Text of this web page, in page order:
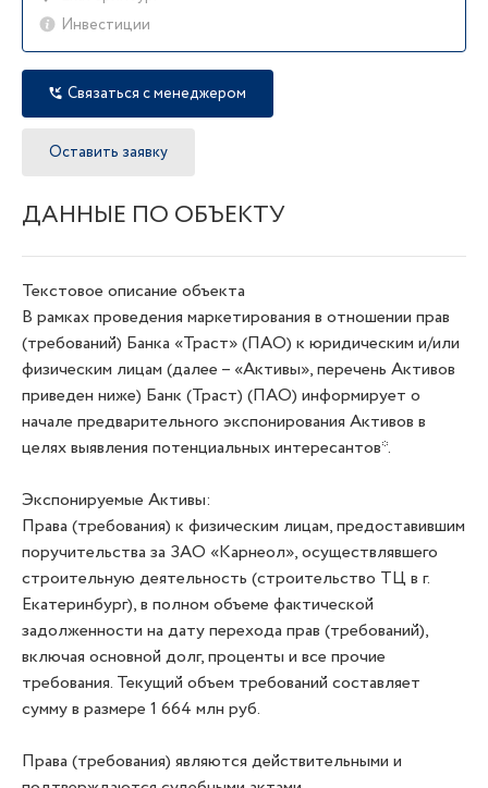
Инвестиции
Связаться с менеджером
Оставить заявку
ДАННЫЕ ПО ОБЪЕКТУ
Текстовое описание объекта
В рамках проведения маркетирования в отношении прав
(требований) Банка «Траст» (ПАО) к юридическим и/или
физическим лицам (далее – «Активы», перечень Активов
приведен ниже) Банк (Траст) (ПАО) информирует о
начале предварительного экспонирования Активов в
целях выявления потенциальных интересантов*.
Экспонируемые Активы:
Права (требования) к физическим лицам, предоставившим
поручительства за ЗАО «Карнеол», осуществлявшего
строительную деятельность (строительство ТЦ в г.
Екатеринбург), в полном объеме фактической
задолженности на дату перехода прав (требований),
включая основной долг, проценты и все прочие
требования. Текущий объем требований составляет
сумму в размере 1 664 млн руб.
Права (требования) являются действительными и